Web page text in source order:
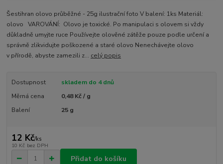
Šestihran olovo průběžné - 25g ilustrační foto V balení: 1ks Materiál:
olovo VAROVÁNÍ: Olovo je toxické. Po manipulaci s olovem si vždy
důkladně umyjte ruce Používejte olověné zátěže pouze podle určení a
správně zlikvidujte poškozené a staré olovo Nenechávejte olovo
v přírodě, abyste zamezili z... celý popis
Dostupnost
skladem do 4 dnů
Měrná cena
0,48 Kč / g
Balení
25 g
12 Kč/ks
10 Kč bez DPH
Přidat do košíku